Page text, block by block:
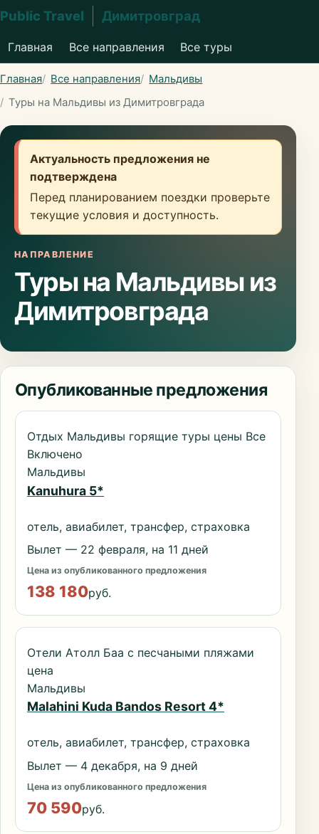
Public Travel Димитровград
Главная Все направления Все туры
Главная Все направления
Мальдивы
Туры на Мальдивы из Димитровграда
Актуальность предложения не
подтверждена
Перед планированием поездки проверьте
текущие условия и доступность.
НАПРАВЛЕНИЕ
Туры на Мальдивы из
Димитровграда
Опубликованные предложения
Отдых Мальдивы горящие туры цены Все
Включено
Мальдивы
Kanuhura 5*
отель, авиабилет, трансфер, страховка
Вылет — 22 февраля, на 11 дней
Цена из опубликованного предложения
138 180руб.
Отели Атолл Баа с песчаными пляжами
цена
Мальдивы
Malahini Kuda Bandos Resort 4*
отель, авиабилет, трансфер, страховка
Вылет — 4 декабря, на 9 дней
Цена из опубликованного предложения
70 590руб.